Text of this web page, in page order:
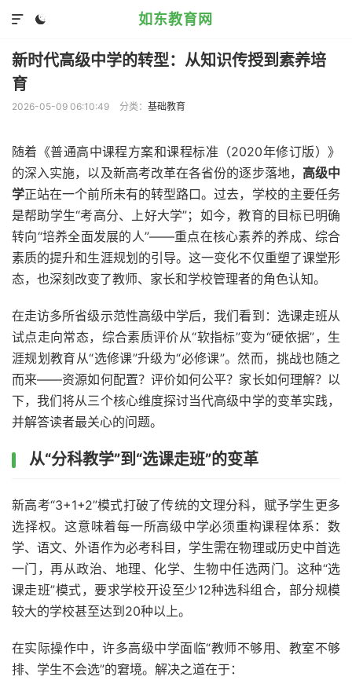
如东教育网


新时代高级中学的转型：从知识传授到素养培
育
2026-05-09 06:10:49 分类： 基础教育
随着《普通高中课程方案和课程标准（2020年修订版）》
的深入实施，以及新高考改革在各省份的逐步落地， 高级中
学正站在一个前所未有的转型路口。过去，学校的主要任务
是帮助学生“考高分、上好大学”；如今，教育的目标已明确
转向“培养全面发展的人”——重点在核心素养的养成、综合
素质的提升和生涯规划的引导。这一变化不仅重塑了课堂形
态，也深刻改变了教师、家长和学校管理者的角色认知。
在走访多所省级示范性高级中学后，我们看到：选课走班从
试点走向常态，综合素质评价从“软指标”变为“硬依据”，生
涯规划教育从“选修课”升级为“必修课”。然而，挑战也随之
而来——资源如何配置？评价如何公平？家长如何理解？以
下，我们将从三个核心维度探讨当代高级中学的变革实践，
并解答读者最关心的问题。
从“分科教学”到“选课走班”的变革
新高考“3+1+2”模式打破了传统的文理分科，赋予学生更多
选择权。这意味着每一所高级中学必须重构课程体系：数
学、语文、外语作为必考科目，学生需在物理或历史中首选
一门，再从政治、地理、化学、生物中任选两门。这种“选
课走班”模式，要求学校开设至少12种选科组合，部分规模
较大的学校甚至达到20种以上。
在实际操作中，许多高级中学面临“教师不够用、教室不够
排、学生不会选”的窘境。解决之道在于：